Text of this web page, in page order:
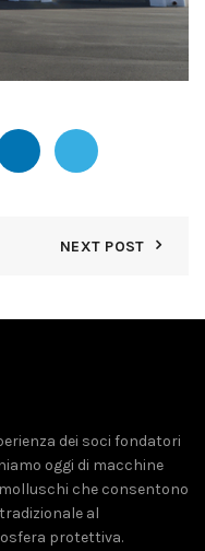
NEXT POST
dei soci fondatori
oggi di macchine
che consentono
al
protettiva.